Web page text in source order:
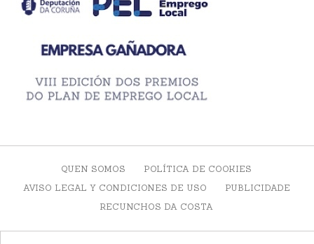
QUEN SOMOS
POLÍTICA DE COOKIES
AVISO LEGAL Y CONDICIONES DE USO
PUBLICIDADE
RECUNCHOS DA COSTA